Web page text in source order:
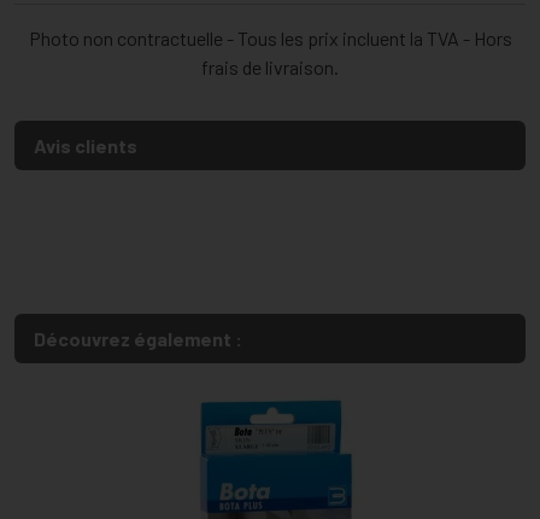
Photo non contractuelle - Tous les prix incluent la TVA - Hors
frais de livraison.
Avis clients
Découvrez également :